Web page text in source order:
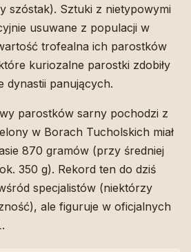
szóstak). Sztuki z nietypowymi
usuwane z populacji w
trofealna ich parostków
kuriozalne parostki zdobiły
dynastii panujących.
parostków sarny pochodzi z
w Borach Tucholskich miał
870 gramów (przy średniej
350 g). Rekord ten do dziś
specjalistów (niektórzy
ale figuruje w oficjalnych